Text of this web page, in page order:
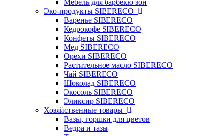
Мебель для барбекю зон
Эко-продукты SIBERECO
Варенье SIBERECO
Кедрокофе SIBERECO
Конфеты SIBERECO
Мед SIBERECO
Орехи SIBERECO
Растительное масло SIBERECO
Чай SIBERECO
Шоколад SIBERECO
Экосоль SIBERECO
Эликсир SIBERECO
Хозяйственные товары
Вазы, горшки для цветов
Ведра и тазы